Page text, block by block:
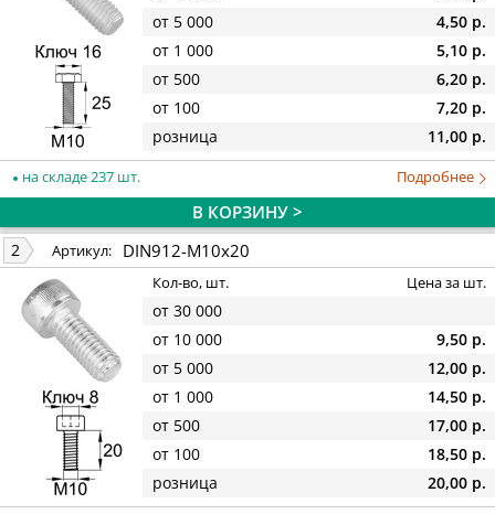
от 5 000
4,50 р.
от 1 000
5,10 р.
от 500
6,20 р.
от 100
7,20 р.
розница
11,00 р.
на складе 237 шт. Подробнее
В КОРЗИНУ >
2 Артикул: DIN912-M10x20
Кол-во, шт. Цена за шт.
от 30 000
от 10 000
9,50 р.
от 5 000
12,00 р.
от 1 000
14,50 р.
от 500
17,00 р.
от 100
18,50 р.
розница
20,00 р.